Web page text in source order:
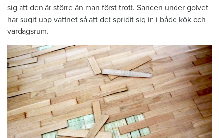
sig att den är större än man först trott. Sanden under golvet
har sugit upp vattnet så att det spridit sig in i både kök och
vardagsrum.